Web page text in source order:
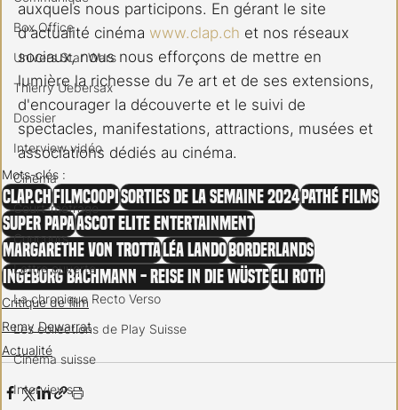
Box Office
Univers Star Wars
Thierry Uebersax
Dossier
Interview vidéo
Cinéma
Court-métrage
Concours
Lettre ouverte
La chronique Recto Verso
Les collections de Play Suisse
Cinéma suisse
Interviews
auxquels nous participons. En gérant le site
d'actualité cinéma www.clap.ch et nos réseaux
sociaux, nous nous efforçons de mettre en
lumière la richesse du 7e art et de ses extensions,
d'encourager la découverte et le suivi de
spectacles, manifestations, attractions, musées et
associations dédiés au cinéma.
Mots-clés :
clap.ch FilmcoopiSorties de la semaine 2024 Pathé FIlms
Super papaAscot ELite Entertainment
Margarethe von Trotta Léa Lando Borderlands
Ingeborg Bachmann - Reise in die Wüste Eli Roth
Critique de film
Remy Dewarrat
Actualité